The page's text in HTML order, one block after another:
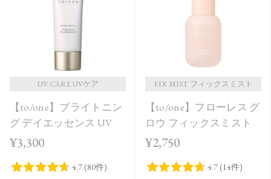
UV CARE UVケア
【to/one】ブライトニン
グ デイエッセンス UV
¥3,300
FIX MIST フィックスミスト
【to/one】フローレス グ
ロウ フィックスミスト
¥2,750